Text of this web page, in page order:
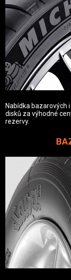
Nabídka bazarových
disků za výhodné
rezervy.